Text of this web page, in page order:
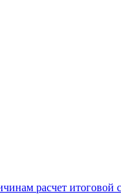
расчет итоговой